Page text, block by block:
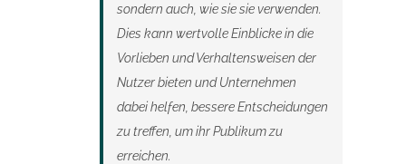
sondern auch, wie sie sie verwenden.
Dies kann wertvolle Einblicke in die
Vorlieben und Verhaltensweisen der
Nutzer bieten und Unternehmen
dabei helfen, bessere Entscheidungen
zu treffen, um ihr Publikum zu
erreichen.